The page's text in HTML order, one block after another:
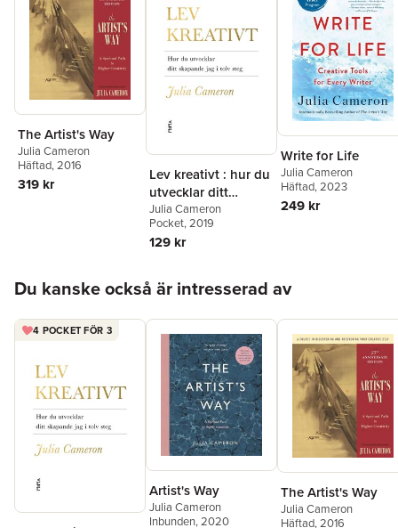
The Artist's Way
Julia Cameron
Häftad, 2016
319 kr
Lev kreativt : hur du
utvecklar ditt
skapande jag i tolv
steg
Julia Cameron
Pocket, 2019
129 kr
Write for Life
Julia Cameron
Häftad, 2023
249 kr
Du kanske också är intresserad av
4 POCKET FÖR 3
Artist's Way
Julia Cameron
Inbunden, 2020
The Artist's Way
Julia Cameron
Häftad, 2016